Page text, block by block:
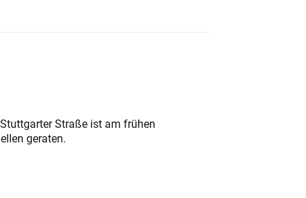
Straße ist am frühen
geraten.